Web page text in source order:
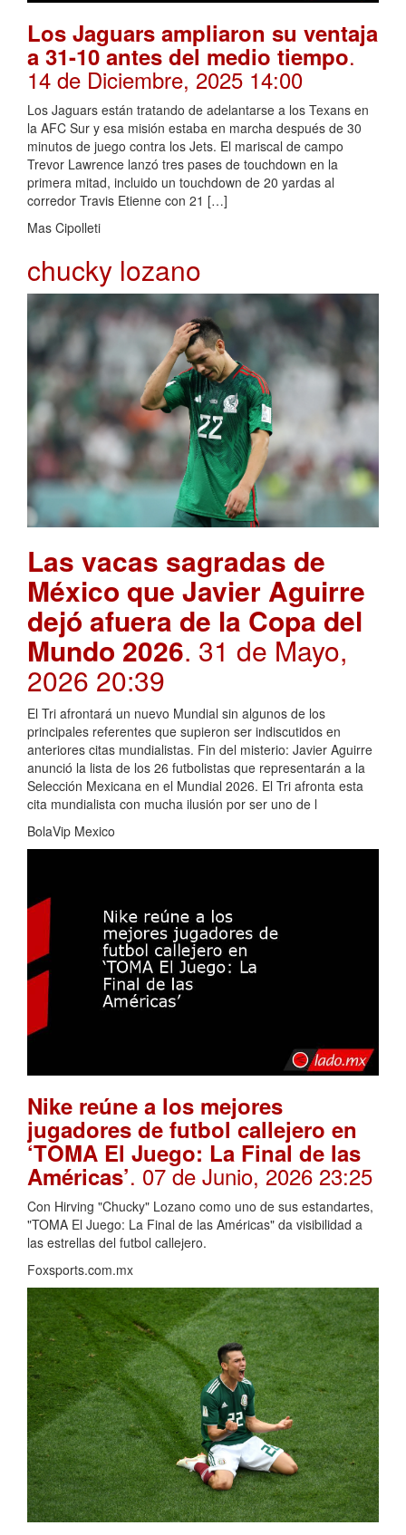
Los Jaguars ampliaron su ventaja
a 31-10 antes del medio tiempo.
14 de Diciembre, 2025 14:00
Los Jaguars están tratando de adelantarse a los Texans en
la AFC Sur y esa misión estaba en marcha después de 30
minutos de juego contra los Jets. El mariscal de campo
Trevor Lawrence lanzó tres pases de touchdown en la
primera mitad, incluido un touchdown de 20 yardas al
corredor Travis Etienne con 21 […]
Mas Cipolleti
chucky lozano
Las vacas sagradas de
México que Javier Aguirre
dejó afuera de la Copa del
Mundo 2026. 31 de Mayo,
2026 20:39
El Tri afrontará un nuevo Mundial sin algunos de los
principales referentes que supieron ser indiscutidos en
anteriores citas mundialistas. Fin del misterio: Javier Aguirre
anunció la lista de los 26 futbolistas que representarán a la
Selección Mexicana en el Mundial 2026. El Tri afronta esta
cita mundialista con mucha ilusión por ser uno de l
BolaVip Mexico
Nike reúne a los mejores
jugadores de futbol callejero en
‘TOMA El Juego: La Final de las
Américas’. 07 de Junio, 2026 23:25
Con Hirving "Chucky" Lozano como uno de sus estandartes,
"TOMA El Juego: La Final de las Américas" da visibilidad a
las estrellas del futbol callejero.
Foxsports.com.mx